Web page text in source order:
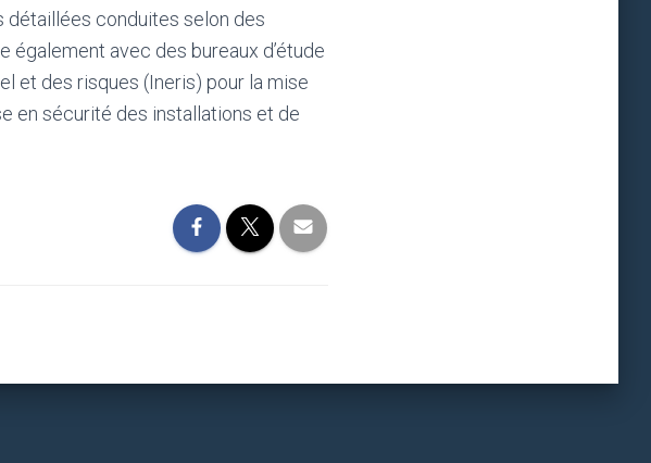
détaillées conduites selon des
avec des bureaux d’étude
et des risques (Ineris) pour la mise
en sécurité des installations et de